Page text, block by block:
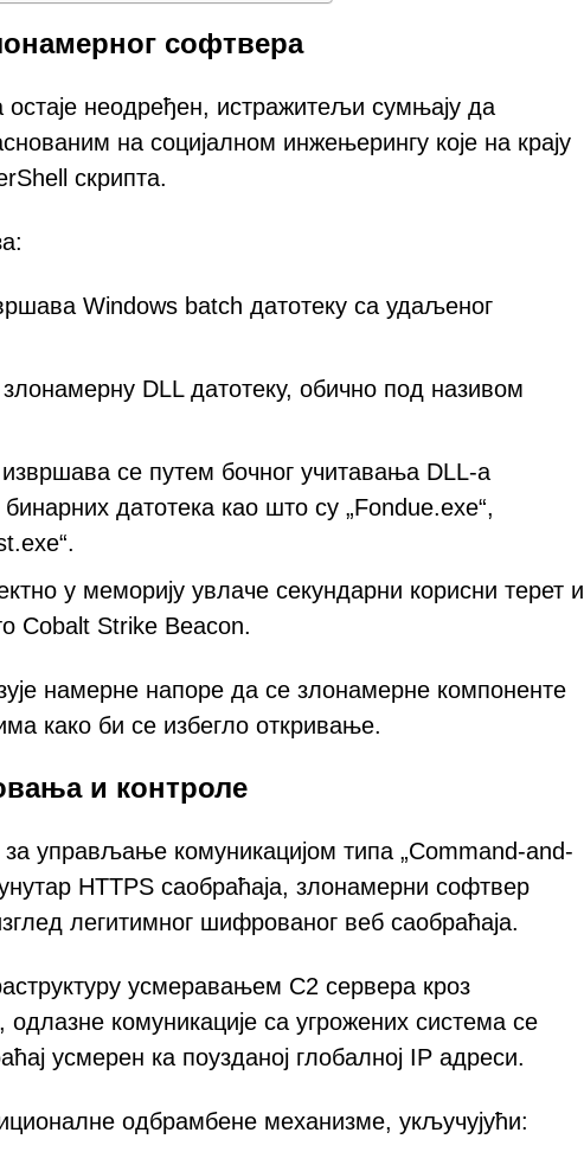
софтвера
неодређен, истражитељи сумњају да
на социјалном инжењерингу које на крају
скрипта.
Windows batch датотеку са удаљеног
DLL датотеку, обично под називом
се путем бочног учитавања DLL-а
датотека као што су „Fondue.exe“,
у меморију увлаче секундарни корисни терет и
Cobalt Strike Beacon.
намерне напоре да се злонамерне компоненте
како би се избегло откривање.
и контроле
управљање комуникацијом типа „Command-and-
HTTPS саобраћаја, злонамерни софтвер
легитимног шифрованог веб саобраћаја.
усмеравањем C2 сервера кроз
комуникације са угрожених система се
усмерен ка поузданој глобалној IP адреси.
одбрамбене механизме, укључујући: